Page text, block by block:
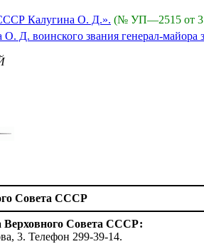
Калугина О. Д.». (№ УП—2515 от 31
воинского звания генерал-майора
Совета СССР
Верховного Совета СССР:
3. Телефон 299-39-14.